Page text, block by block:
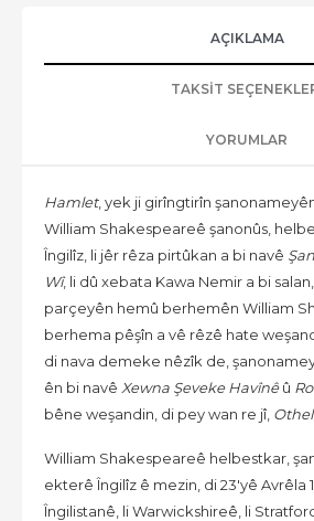
AÇIKLAMA
TAKSIT
YORUMLAR
Hamlet, yek ji girîngtirîn
William Shakespeareê şanonûs,
Îngilîz, li jêr rêza pirtûkan a bi navê
Wî, li dû xebata Kawa Nemir a bi
parçeyên hemû berhemên William
berhema pêşîn a vê rêzê hate
di nava demeke nêzîk de,
ên bi navê Xewna Şeveke Havînêû
bêne weşandin, di pey wan re jî,
William Shakespeareê helbestkar,
ekterê Îngilîz ê mezin, di 23'yê Avrêla
Îngilistanê, li Warwickshireê, li